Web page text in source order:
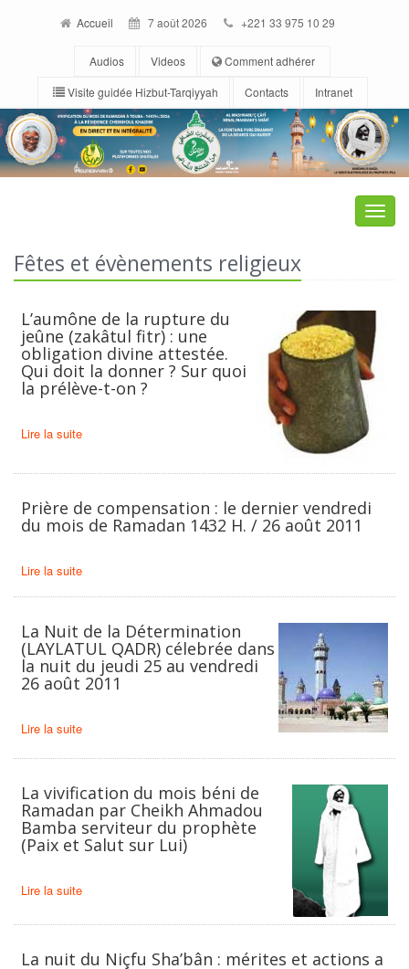
Accueil 7 août 2026 +221 33 975 10 29
Audios Videos
Comment adhérer
Visite guidée Hizbut-Tarqiyyah
Contacts Intranet
Toggle
Fêtes et évènements religieux
L’aumône de la rupture du
jeûne (zakâtul fitr) : une
obligation divine attestée.
Qui doit la donner ? Sur quoi
la prélève-t-on ?
Lire la suite
Prière de compensation : le dernier vendredi
du mois de Ramadan 1432 H. / 26 août 2011
Lire la suite
La Nuit de la Détermination
(LAYLATUL QADR) célebrée dans
la nuit du jeudi 25 au vendredi
26 août 2011
Lire la suite
La vivification du mois béni de
Ramadan par Cheikh Ahmadou
Bamba serviteur du prophète
(Paix et Salut sur Lui)
Lire la suite
La nuit du Niçfu Sha’bân : mérites et actions a